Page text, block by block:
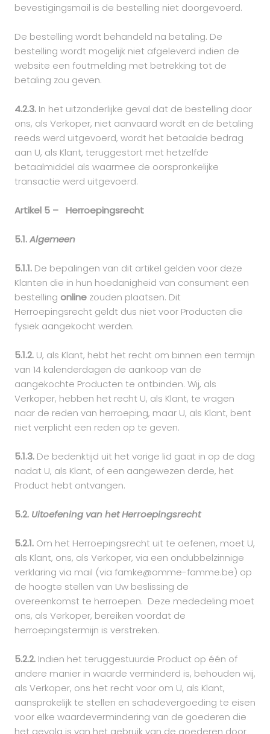
bevestigingsmail is de bestelling niet doorgevoerd.
De bestelling wordt behandeld na betaling. De
bestelling wordt mogelijk niet afgeleverd indien de
website een foutmelding met betrekking tot de
betaling zou geven.
4.2.3. In het uitzonderlijke geval dat de bestelling door
ons, als Verkoper, niet aanvaard wordt en de betaling
reeds werd uitgevoerd, wordt het betaalde bedrag
aan U, als Klant, teruggestort met hetzelfde
betaalmiddel als waarmee de oorspronkelijke
transactie werd uitgevoerd.
Artikel 5 – Herroepingsrecht
5.1.Algemeen
5.1.1. De bepalingen van dit artikel gelden voor deze
Klanten die in hun hoedanigheid van consument een
bestelling online zouden plaatsen. Dit
Herroepingsrecht geldt dus niet voor Producten die
fysiek aangekocht werden.
5.1.2. U, als Klant, hebt het recht om binnen een termijn
van 14 kalenderdagen de aankoop van de
aangekochte Producten te ontbinden. Wij, als
Verkoper, hebben het recht U, als Klant, te vragen
naar de reden van herroeping, maar U, als Klant, bent
niet verplicht een reden op te geven.
5.1.3. De bedenktijd uit het vorige lid gaat in op de dag
nadat U, als Klant, of een aangewezen derde, het
Product hebt ontvangen.
5.2. Uitoefening van het Herroepingsrecht
5.2.1. Om het Herroepingsrecht uit te oefenen, moet U,
als Klant, ons, als Verkoper, via een ondubbelzinnige
verklaring via mail (via famke@omme-famme.be) op
de hoogte stellen van Uw beslissing de
overeenkomst te herroepen. Deze mededeling moet
ons, als Verkoper, bereiken voordat de
herroepingstermijn is verstreken.
5.2.2. Indien het teruggestuurde Product op één of
andere manier in waarde verminderd is, behouden wij,
als Verkoper, ons het recht voor om U, als Klant,
aansprakelijk te stellen en schadevergoeding te eisen
voor elke waardevermindering van de goederen die
het gevolg is van het gebruik van de goederen door